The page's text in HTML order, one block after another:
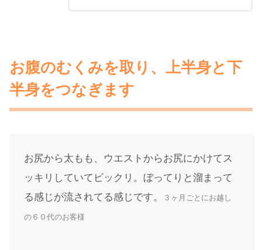
お腹のむくみを取り、上半身と下
半身をつなぎます
お尻から太もも、ウエストからお尻にかけてス
ッキリしていてビックリ。ぼってりと溜まって
る感じが流されてる感じです。
３ヶ月ごとにお越し
の６０代のお客様